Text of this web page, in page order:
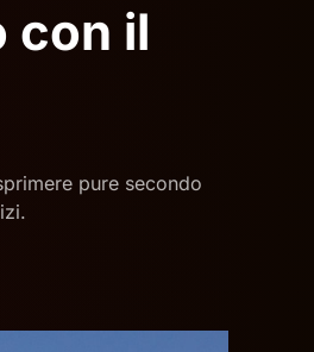
con il
pure secondo